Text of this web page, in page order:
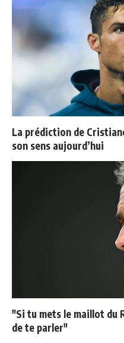
La prédiction de
son sens aujourd’hui
"Si tu mets le maillot du
de te parler"